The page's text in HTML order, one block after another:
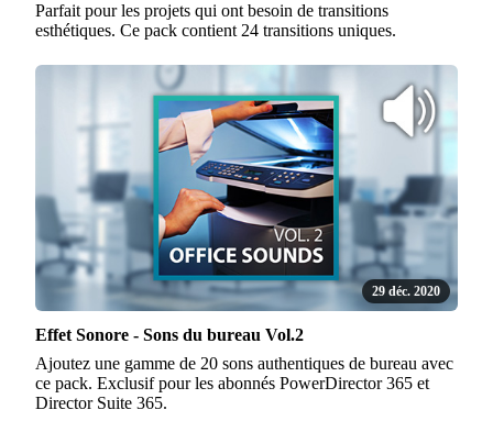
Parfait pour les projets qui ont besoin de transitions
esthétiques. Ce pack contient 24 transitions uniques.
29 déc. 2020
Effet Sonore - Sons du bureau Vol.2
Ajoutez une gamme de 20 sons authentiques de bureau avec
ce pack. Exclusif pour les abonnés PowerDirector 365 et
Director Suite 365.